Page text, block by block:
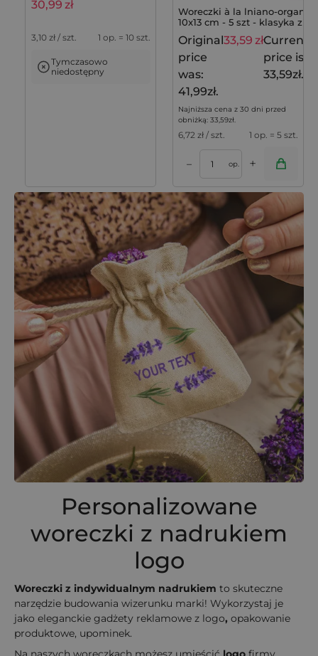
drobne upominki - 10
30,99 zł
3,10 zł / szt. 1 op. = 10 szt.
Tymczasowo
niedostępny
Woreczki à la lniano-
10x13 cm - 5 szt - klasyka z
Original
price
was:
41,99zł.
33,59 złCurrent
price is:
33,59zł.
Najniższa cena z 30 dni przed
obniżką:33,59zł.
6,72 zł / szt. 1 op. = 5 szt.
– op. +
Personalizowane
woreczki z nadrukiem
logo
Woreczki z indywidualnym nadrukiem to skuteczne
narzędzie budowania wizerunku marki! Wykorzystaj je
jako eleganckie gadżety reklamowe z logo, opakowanie
produktowe, upominek.